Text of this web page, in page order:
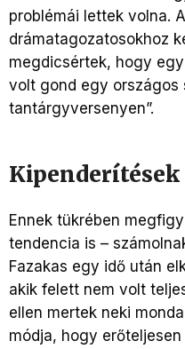
problémái lettek volna.
drámatagozatosokhoz
megdicsértek, hogy
volt gond egy országos
tantárgyversenyen”.
Kipenderítések
Ennek tükrében
tendencia is –
Fazakas egy idő után
akik felett nem volt
ellen mertek neki
módja, hogy